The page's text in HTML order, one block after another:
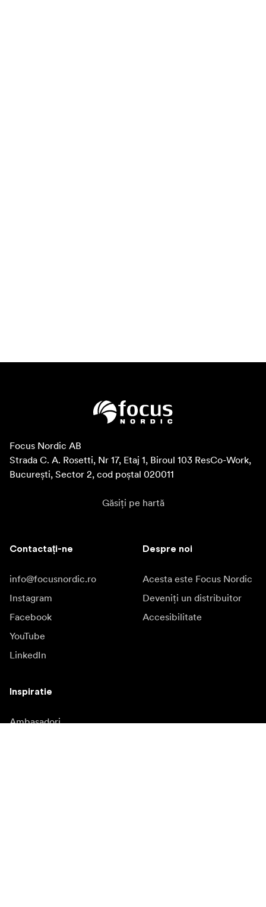
Focus Nordic AB
Strada C. A. Rosetti, Nr 17, Etaj 1, Biroul 103 ResCo-Work,
București, Sector 2, cod poștal 020011
Găsiți pe hartă
Contactați-ne
info@focusnordic.ro
Instagram
Facebook
YouTube
LinkedIn
Despre noi
Acesta este Focus Nordic
Deveniți un distribuitor
Accesibilitate
Inspiratie
Ambasadori